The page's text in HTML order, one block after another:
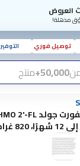
العروض
مذهلة!
توصيل فوري التوفير
50,000+ منتج